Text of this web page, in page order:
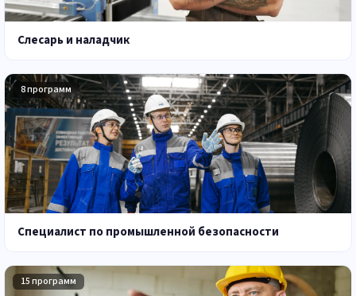
Слесарь и наладчик
8 программ
Специалист по промышленной безопасности
15 программ